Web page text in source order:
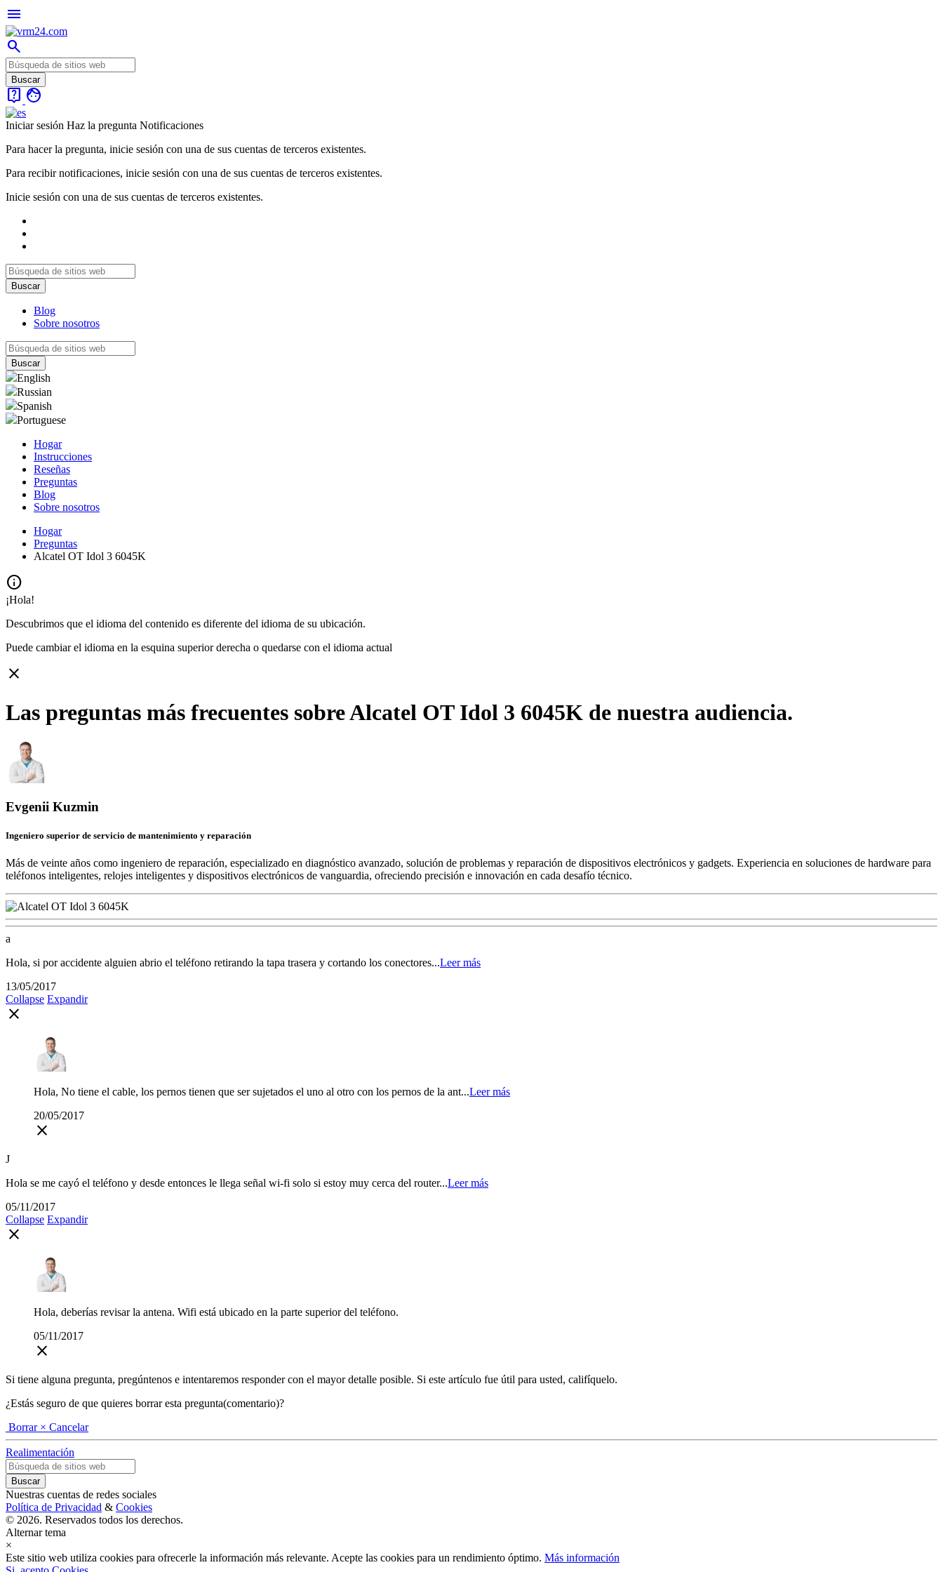
menu
search
live_help face
Iniciar sesión Haz la pregunta Notificaciones
Para hacer la pregunta, inicie sesión con una de sus cuentas de terceros existentes.
Para recibir notificaciones, inicie sesión con una de sus cuentas de terceros existentes.
Inicie sesión con una de sus cuentas de terceros existentes.
Blog
Sobre nosotros
English
Russian
Spanish
Portuguese
Hogar
Instrucciones
Reseñas
Preguntas
Blog
Sobre nosotros
Hogar
Preguntas
Alcatel OT Idol 3 6045K
info
¡Hola!
Descubrimos que el idioma del contenido es diferente del idioma de su ubicación.
Puede cambiar el idioma en la esquina superior derecha o quedarse con el idioma actual
close
Las preguntas más frecuentes sobre Alcatel OT Idol 3 6045K de nuestra audiencia.
Evgenii Kuzmin
Ingeniero superior de servicio de mantenimiento y reparación
Más de veinte años como ingeniero de reparación, especializado en diagnóstico avanzado, solución de problemas y reparación de dispositivos electrónicos y gadgets. Experiencia en soluciones de hardware para
teléfonos inteligentes, relojes inteligentes y dispositivos electrónicos de vanguardia, ofreciendo precisión e innovación en cada desafío técnico.
a
Hola, si por accidente alguien abrio el teléfono retirando la tapa trasera y cortando los conectores...Leer más
13/05/2017
Collapse Expandir
close
Hola, No tiene el cable, los pernos tienen que ser sujetados el uno al otro con los pernos de la ant...Leer más
20/05/2017
close
J
Hola se me cayó el teléfono y desde entonces le llega señal wi-fi solo si estoy muy cerca del router...Leer más
05/11/2017
Collapse Expandir
close
Hola, deberías revisar la antena. Wifi está ubicado en la parte superior del teléfono.
05/11/2017
close
Si tiene alguna pregunta, pregúntenos e intentaremos responder con el mayor detalle posible. Si este artículo fue útil para usted, califíquelo.
¿Estás seguro de que quieres borrar esta pregunta(comentario)?
Borrar × Cancelar
Realimentación
Nuestras cuentas de redes sociales
Política de Privacidad & Cookies
© 2026. Reservados todos los derechos.
Alternar tema
×
Este sitio web utiliza cookies para ofrecerle la información más relevante. Acepte las cookies para un rendimiento óptimo. Más información